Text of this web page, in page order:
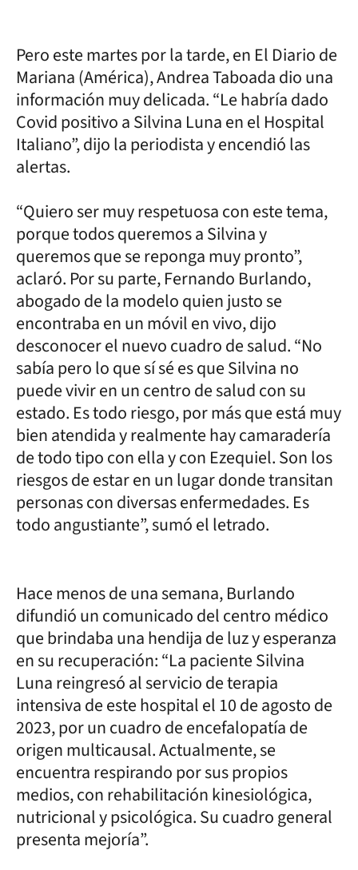
Pero este martes por la tarde, en El Diario de
Mariana (América), Andrea Taboada dio una
información muy delicada. “Le habría dado
Covid positivo a Silvina Luna en el Hospital
Italiano”, dijo la periodista y encendió las
alertas.
“Quiero ser muy respetuosa con este tema,
porque todos queremos a Silvina y
queremos que se reponga muy pronto”,
aclaró. Por su parte, Fernando Burlando,
abogado de la modelo quien justo se
encontraba en un móvil en vivo, dijo
desconocer el nuevo cuadro de salud. “No
sabía pero lo que sí sé es que Silvina no
puede vivir en un centro de salud con su
estado. Es todo riesgo, por más que está muy
bien atendida y realmente hay camaradería
de todo tipo con ella y con Ezequiel. Son los
riesgos de estar en un lugar donde transitan
personas con diversas enfermedades. Es
todo angustiante”, sumó el letrado.
Hace menos de una semana, Burlando
difundió un comunicado del centro médico
que brindaba una hendija de luz y esperanza
en su recuperación: “La paciente Silvina
Luna reingresó al servicio de terapia
intensiva de este hospital el 10 de agosto de
2023, por un cuadro de encefalopatía de
origen multicausal. Actualmente, se
encuentra respirando por sus propios
medios, con rehabilitación kinesiológica,
nutricional y psicológica. Su cuadro general
presenta mejoría”.